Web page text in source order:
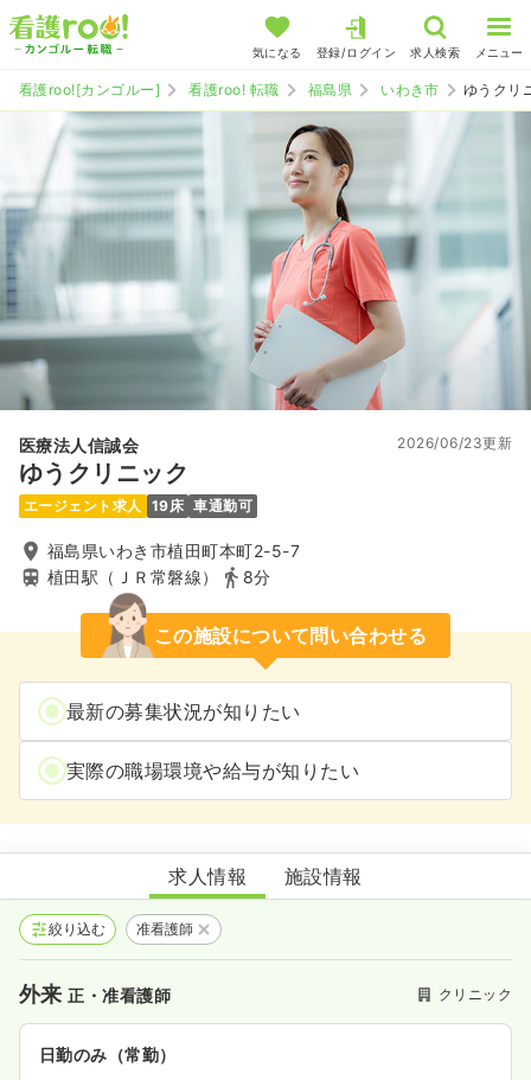
気になる 登録/ログイン 求人検索 メニュー
看護roo![カンゴルー] 看護roo! 転職 福島県 いわき市 ゆうクリ
医療法人信誠会
ゆうクリニック
2026/06/23更新
エージェント求人 19床 車通勤可
福島県いわき市植田町本町2-5-7
植田駅（ＪＲ常磐線）
8分
この施設について問い合わせる
最新の募集状況が知りたい
実際の職場環境や給与が知りたい
ゆうクリニック
求人情報 施設情報
絞り込む 准看護師
外来正・准看護師 クリニック
日勤のみ（常勤）